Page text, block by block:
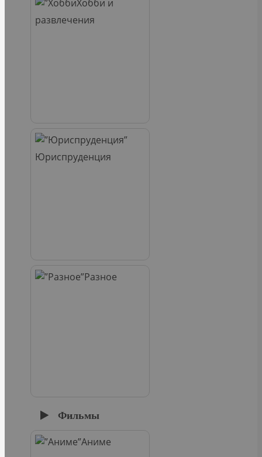
Хобби и
развлечения
Юриспруденция
Разное
Фильмы
Аниме